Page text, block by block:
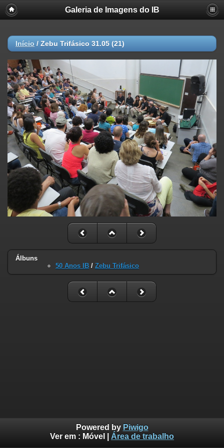
Galeria de Imagens do IB
Início / Zebu Trifásico 31.05 (21)
Álbuns
50 Anos IB / Zebu Trifásico
Powered by Piwigo
Ver em : Móvel Área de trabalho